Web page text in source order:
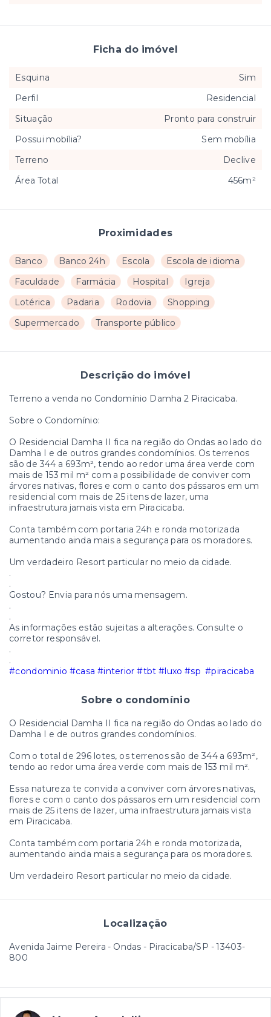
Proximidades
Banco Banco 24h Escola
Escola de idioma
Faculdade
Farmácia Hospital
Igreja
Lotérica
Padaria Rodovia
Shopping
Supermercado
Transporte público
Descrição do imóvel
Terreno a venda no Condomínio Damha 2 Piracicaba.
Sobre o Condomínio:
O Residencial Damha II fica na região do Ondas ao lado do
Damha I e de outros grandes condomínios. Os terrenos
são de 344 a 693m², tendo ao redor uma área verde com
mais de 153 mil m² com a possibilidade de conviver com
árvores nativas, flores e com o canto dos pássaros em um
residencial com mais de 25 itens de lazer, uma
infraestrutura jamais vista em Piracicaba.
Conta também com portaria 24h e ronda motorizada
aumentando ainda mais a segurança para os moradores.
Um verdadeiro Resort particular no meio da cidade.
.
.
Gostou? Envia para nós uma mensagem.
.
.
As informações estão sujeitas a alterações. Consulte o
corretor responsável.
.
.
#condominio #casa #interior #tbt #luxo #sp #piracicaba
Sobre o condomínio
O Residencial Damha II fica na região do Ondas ao lado do
Damha I e de outros grandes condomínios.
Com o total de 296 lotes, os terrenos são de 344 a 693m²,
tendo ao redor uma área verde com mais de 153 mil m².
Essa natureza te convida a conviver com árvores nativas,
flores e com o canto dos pássaros em um residencial com
mais de 25 itens de lazer, uma infraestrutura jamais vista
em Piracicaba.
Conta também com portaria 24h e ronda motorizada,
aumentando ainda mais a segurança para os moradores.
Um verdadeiro Resort particular no meio da cidade.
Localização
Avenida Jaime Pereira - Ondas - Piracicaba/SP - 13403-
800
Ficha do imóvel
Esquina
Sim
Perfil
Residencial
Situação
Pronto para construir
Possui mobília?
Sem mobília
Terreno
Declive
Área Total
456m²